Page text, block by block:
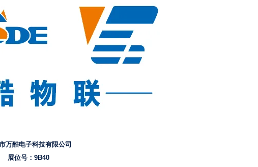
万酷电子科技有限公司
展位号：9B40